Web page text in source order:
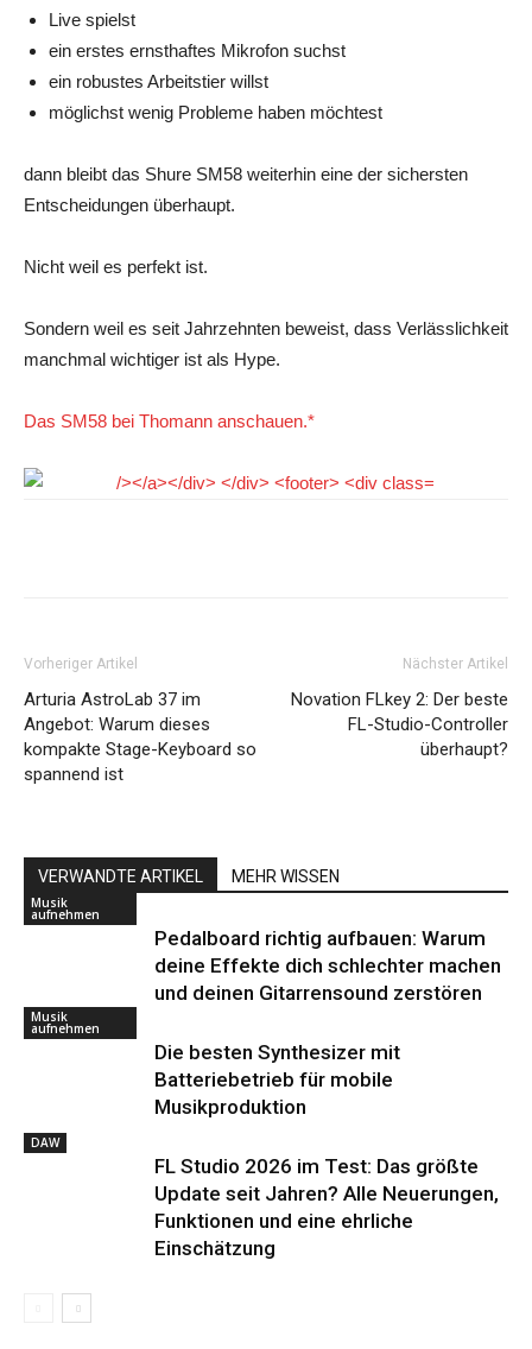
Live spielst
ein erstes ernsthaftes Mikrofon suchst
ein robustes Arbeitstier willst
möglichst wenig Probleme haben möchtest
dann bleibt das Shure SM58 weiterhin eine der sichersten
Entscheidungen überhaupt.
Nicht weil es perfekt ist.
Sondern weil es seit Jahrzehnten beweist, dass Verlässlichkeit
manchmal wichtiger ist als Hype.
Das SM58 bei Thomann anschauen.*
Vorheriger Artikel
Arturia AstroLab 37 im
Angebot: Warum dieses
kompakte Stage-Keyboard so
spannend ist
Nächster Artikel
Novation FLkey 2: Der beste
FL-Studio-Controller
überhaupt?
VERWANDTE ARTIKEL MEHR WISSEN
Musik
aufnehmen
Pedalboard richtig aufbauen: Warum
deine Effekte dich schlechter machen
und deinen Gitarrensound zerstören
Musik
aufnehmen
Die besten Synthesizer mit
Batteriebetrieb für mobile
Musikproduktion
DAW
FL Studio 2026 im Test: Das größte
Update seit Jahren? Alle Neuerungen,
Funktionen und eine ehrliche
Einschätzung